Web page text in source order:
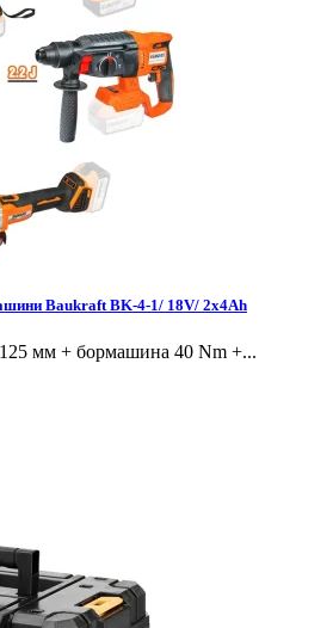
Baukraft BK-4-1/ 18V/ 2x4Ah
мм + бормашина 40 Nm +...